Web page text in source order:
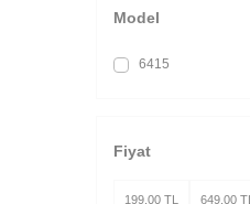
Model
6415
Fiyat